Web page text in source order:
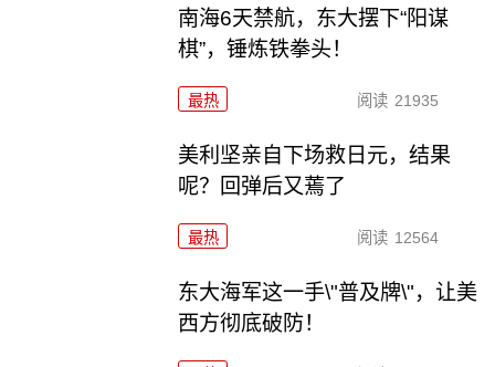
南海6天禁航，东大摆下“阳谋
棋”，锤炼铁拳头！
最热 阅读 21935
美利坚亲自下场救日元，结果
呢？回弹后又蔫了
最热 阅读 12564
东大海军这一手\"普及牌\"，让美
西方彻底破防！